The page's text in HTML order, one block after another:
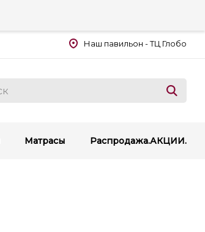
Наш павильон - ТЦ Глобо
Матрасы Распродажа.АКЦИИ.